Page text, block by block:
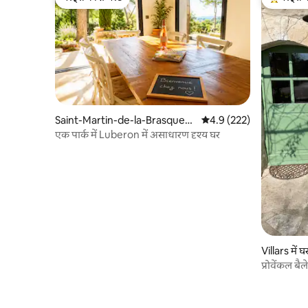
गेस्ट्स की फ़ेवरेट
Saint-Martin-de-la-Brasque
में कोठी
औसत रेटिंग 5 में से 4.9, 222
4.9 (222)
एक पार्क में Luberon में असाधारण दृश्य घर
गेस्ट्स का
Villars में
प्रोवेंकल